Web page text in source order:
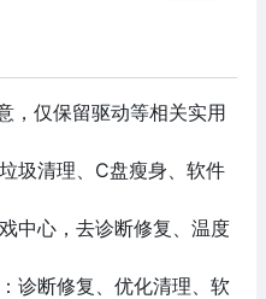
，仅保留驱动等相关实用
圾清理、C盘瘦身、软件
中心，去诊断修复、温度
诊断修复、优化清理、软